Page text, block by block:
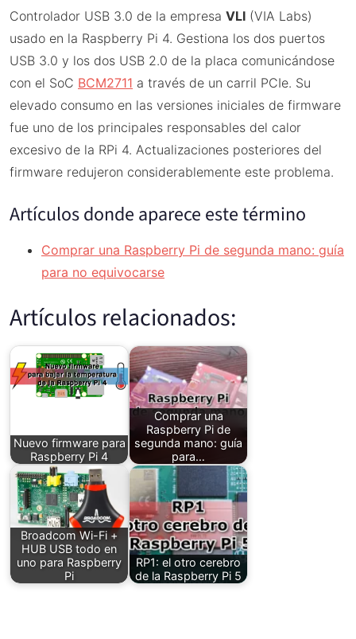
Controlador USB 3.0 de la empresa VLI (VIA Labs)
usado en la Raspberry Pi 4. Gestiona los dos puertos
USB 3.0 y los dos USB 2.0 de la placa comunicándose
con el SoC BCM2711 a través de un carril PCIe. Su
elevado consumo en las versiones iniciales de firmware
fue uno de los principales responsables del calor
excesivo de la RPi 4. Actualizaciones posteriores del
firmware redujeron considerablemente este problema.
Artículos donde aparece este término
Comprar una Raspberry Pi de segunda mano: guía
para no equivocarse
Artículos relacionados:
Nuevo firmware para
Raspberry Pi 4
Comprar una
Raspberry Pi de
segunda mano: guía
para…
Broadcom Wi-Fi +
HUB USB todo en
uno para Raspberry
Pi
RP1: el otro cerebro
de la Raspberry Pi 5